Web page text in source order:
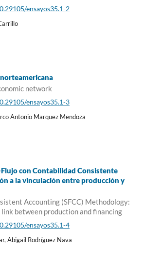
ensayos35.1-2
network
ensayos35.1-3
Antonio Marquez Mendoza
con Contabilidad Consistente
a la vinculación entre producción y
Accounting (SFCC) Methodology:
between production and financing
ensayos35.1-4
Abigail Rodríguez Nava